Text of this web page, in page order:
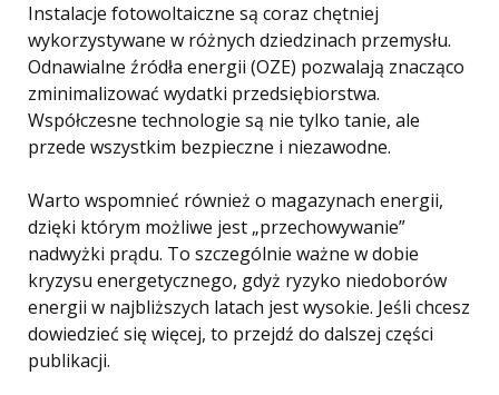
Instalacje fotowoltaiczne są coraz chętniej
wykorzystywane w różnych dziedzinach przemysłu.
Odnawialne źródła energii (OZE) pozwalają znacząco
zminimalizować wydatki przedsiębiorstwa.
Współczesne technologie są nie tylko tanie, ale
przede wszystkim bezpieczne i niezawodne.
Warto wspomnieć również o magazynach energii,
dzięki którym możliwe jest „przechowywanie”
nadwyżki prądu. To szczególnie ważne w dobie
kryzysu energetycznego, gdyż ryzyko niedoborów
energii w najbliższych latach jest wysokie. Jeśli chcesz
dowiedzieć się więcej, to przejdź do dalszej części
publikacji.